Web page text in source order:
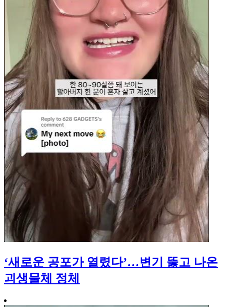
‘새로운 공포가 열렸다’…변기 뚫고 나온
괴생물체 정체